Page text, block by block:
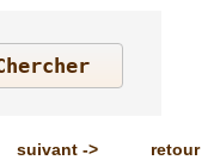
suivant->
retour